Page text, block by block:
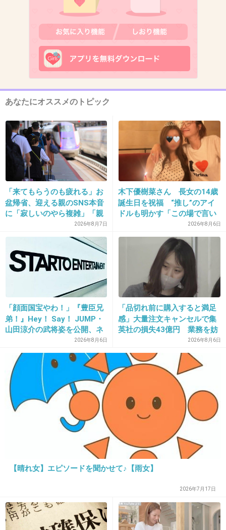
11. 匿名
7年同棲した元彼がいきなり結婚した。私はど
うやら浮気相手(というか家政婦？)だったみた
いです。その元カレが離婚したそうで、私とま
た会いたいと連絡が。もうね、理解できないわ
+310 -2
>>3
LINEだから着拒じゃなくてブロックか。
+8
13. 匿名 2019/05/01(水) 14:08:06
もう14時間も経ったし良いじゃん！
愚痴まくろうよ！笑
-3
2019/05/01(水) 14:08:39
でもそんな最低なクズ男に裸見せてたわけでしょ？
+2
15. 匿名2019/05/01(水) 14:09:20
あなたにオススメのトピック
「来てもらうのも疲れる」お
盆帰省、迎える親のSNS本音
に「寂しいのやら複雑」「親
孝行だと思っていたのに」
2026年8月7日
木下優樹菜さん 長女の14歳
誕生日を祝福 “推し”のアイ
ドルも明かす「この場で言い
2026年8月6日
「顔面国宝やわ！」『豊臣兄
弟！』Hey！ Say！ JUMP・
山田涼介の武将姿を公開、ネ
ット歓喜「ビジュ良すぎん」
「こんな美しい秀次は初め
て」
2026年8月6日
「品切れ前に購入すると満足
感」大量注文キャンセルで集
英社の損失43億円 業務を妨
害した疑いで32歳女を逮捕
2026年8月6日
【晴れ女】エピソードを聞かせて♪【雨女】
2026年7月17日